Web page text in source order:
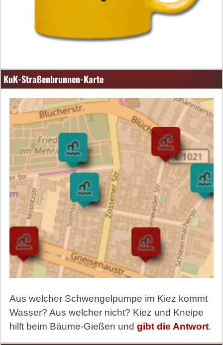
KuK-Straßenbrunnen-Karte
Aus welcher Schwengelpumpe im Kiez kommt
Wasser? Aus welcher nicht? Kiez und Kneipe
hilft beim Bäume-Gießen und gibt die Antwort.